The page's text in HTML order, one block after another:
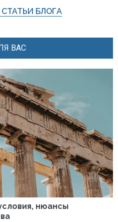
БЛОГА
ВАС
нюансы